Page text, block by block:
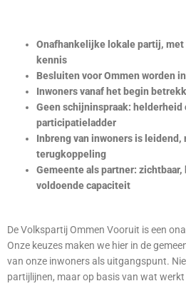
Onafhankelijke lokale partij,
kennis
Besluiten voor Ommen worden
Inwoners vanaf het begin
Geen schijninspraak: helderheid
participatieladder
Inbreng van inwoners is
terugkoppeling
Gemeente als partner: zichtbaar,
voldoende capaciteit
De Volkspartij Ommen Vooruit is een
Onze keuzes maken we hier in de
van onze inwoners als uitgangspunt.
partijlijnen, maar op basis van wat